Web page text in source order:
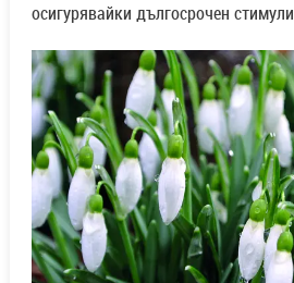
осигурявайки дългосрочен